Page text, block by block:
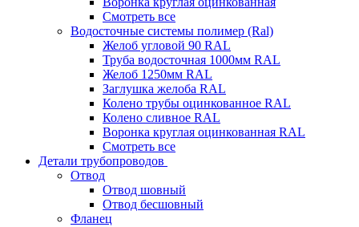
Смотреть все
Водосточные системы полимер (Ral)
Желоб угловой 90 RAL
Труба водосточная 1000мм RAL
Желоб 1250мм RAL
Заглушка желоба RAL
Колено трубы оцинкованное RAL
Колено сливное RAL
Воронка круглая оцинкованная RAL
Смотреть все
Детали трубопроводов
Отвод
Отвод шовный
Отвод бесшовный
Фланец